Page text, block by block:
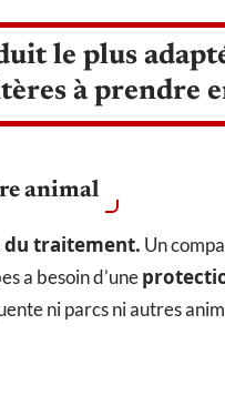
le plus
à prendre
animal
du traitement. Un
a besoin d’une
ni parcs ni autres